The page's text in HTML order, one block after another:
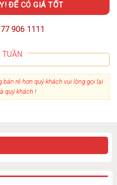
ĐỂ CÓ GIÁ TỐT
906 1111
TUẦN
rẻ hơn quý khách vui lòng gọi lại
quý khách !